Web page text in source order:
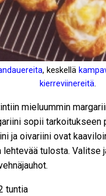
, keskellä
kierreviinereitä.
mieluummin
sopii tarkoitukseen
ja oivariini ovat
lehtevää tulosta. Valitse
tuntia